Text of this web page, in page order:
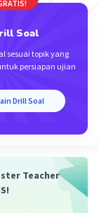
Soal
sesuai topik yang
persiapan ujian
Drill Soal
Teacher